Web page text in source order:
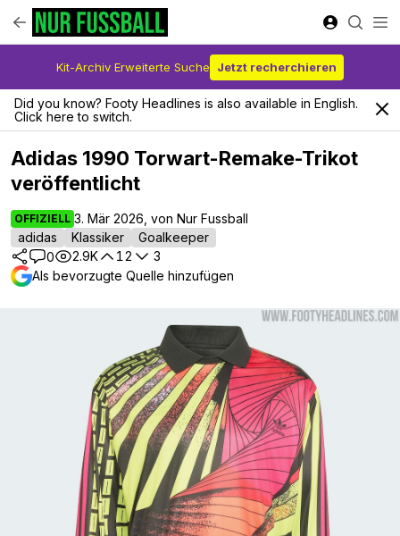
Kit-Archiv Erweiterte Suche Jetzt recherchieren
Did you know? Footy Headlines is also available in English.
Click here to switch.
Adidas 1990 Torwart-Remake-Trikot
veröffentlicht
OFFIZIELL 3. Mär 2026, von Nur Fussball
adidas
Klassiker
Goalkeeper
0
2.9K 12
3
Als bevorzugte Quelle hinzufügen